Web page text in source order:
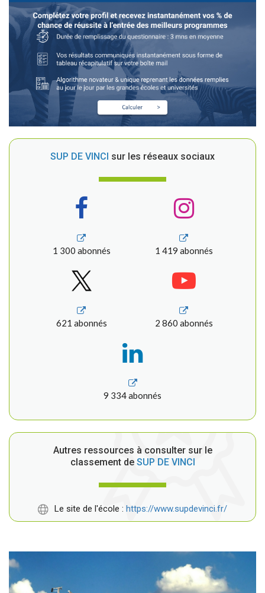
SUP DE VINCI sur les réseaux sociaux
1 300 abonnés 1 419 abonnés
621 abonnés 2 860 abonnés
9 334 abonnés
Autres ressources à consulter sur le
classement deSUP DE VINCI
Le site de l'école : https://www.supdevinci.fr/